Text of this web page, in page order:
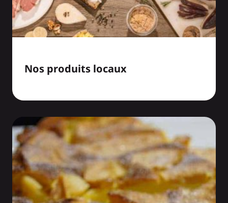
Nos produits locaux